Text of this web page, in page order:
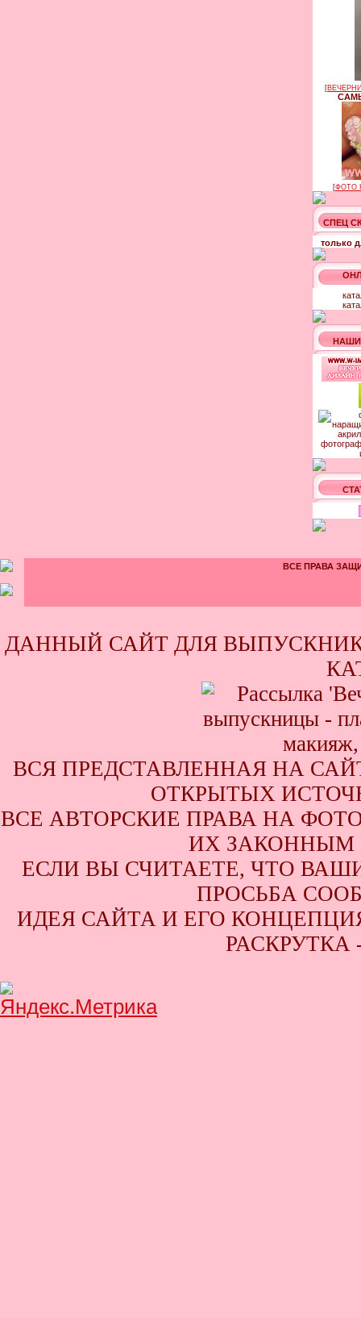
[
[ФОТО
СПЕЦ
только
ВСЕ ПРАВА
ДАННЫЙ САЙТ ДЛЯ
ВСЯ ПРЕДСТАВЛЕННАЯ НА
ОТКРЫТЫХ
ВСЕ АВТОРСКИЕ ПРАВА НА
ИХ ЗАКОННЫМ
ЕСЛИ ВЫ СЧИТАЕТЕ, ЧТО
ПРОСЬБА
ИДЕЯ САЙТА И ЕГО КОНЦЕПЦИЯ
РАСКРУТКА -